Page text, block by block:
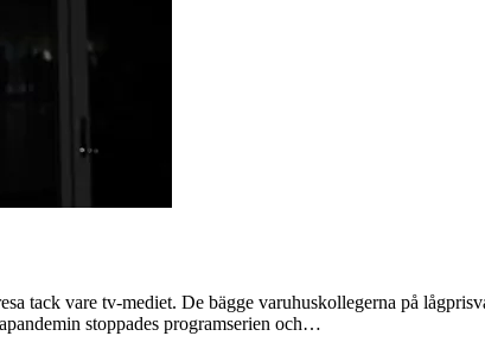
tack vare tv-mediet. De bägge varuhuskollegerna på
stoppades programserien och…